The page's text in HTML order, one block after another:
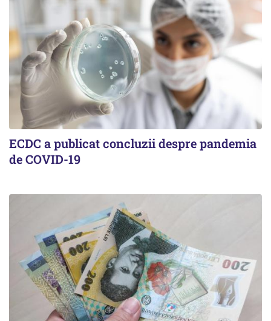
ECDC a publicat concluzii despre pandemia
de COVID-19